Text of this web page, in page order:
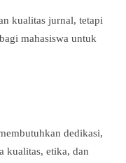
kualitas jurnal, tetapi
mahasiswa untuk
dedikasi,
kualitas, etika, dan